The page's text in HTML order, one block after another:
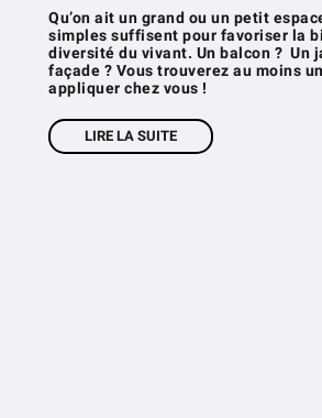
Qu’on ait un grand ou un petit
simples suffisent pour favoriser la
diversité du vivant. Un balcon ? Un
façade ? Vous trouverez au moins
appliquer chez vous !
LIRE LA SUITE